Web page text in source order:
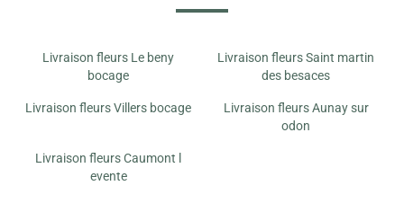
Livraison fleurs Le beny
bocage
Livraison fleurs Saint martin
des besaces
Livraison fleurs Villers bocage
Livraison fleurs Aunay sur
odon
Livraison fleurs Caumont l
evente